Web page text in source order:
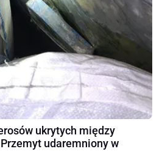
ukrytych między
udaremniony w